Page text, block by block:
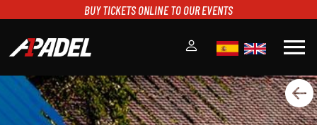
BUY TICKETS ONLINE TO OUR EVENTS
menu
A1PADEL
RANKING